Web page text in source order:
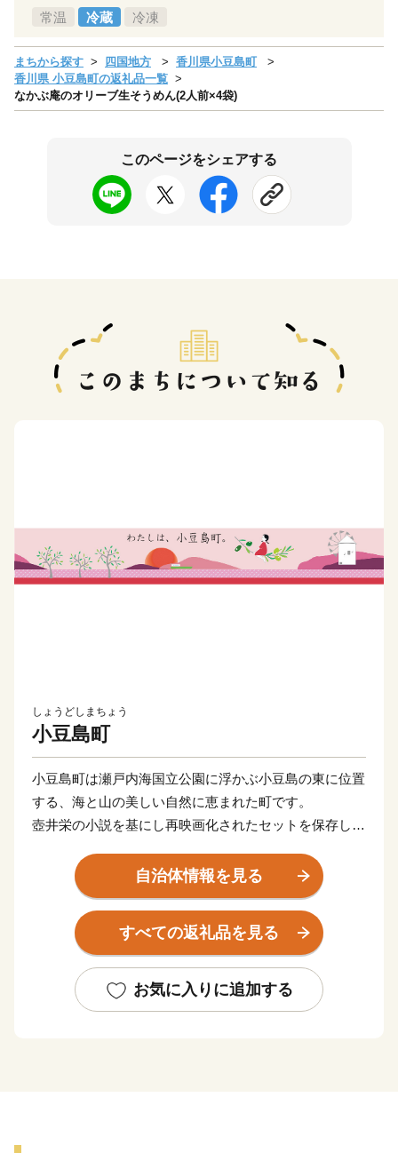
常温 冷蔵 冷凍
まちから探す 四国地方
香川県小豆島町
香川県 小豆島町の返礼品一覧
なかぶ庵のオリーブ生そうめん(2人前×4袋)
このページをシェアする
しょうどしまちょう
小豆島町
小豆島町は瀬戸内海国立公園に浮かぶ小豆島の東に位置
する、海と山の美しい自然に恵まれた町です。
壺井栄の小説を基にし再映画化されたセットを保存した
渓、18世紀頃より伝承されてきている農村歌舞伎舞台な
ど、数多くの観光スポットを有しています。
醤油、佃煮、そうめんなどの伝統産業、日本におけるオ
リーブ発祥の地、小豆島でつくられるオリーブオイルな
自治体情報を見る
すべての返礼品を見る
お気に入りに追加する